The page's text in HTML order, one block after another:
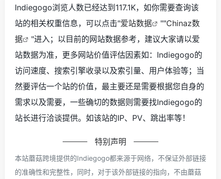
Indiegogo浏览人数已经达到117.1K，如你需要查询该
站的相关权重信息，可以点击"爱站数据 ""Chinaz数
据
"进入；以目前的网站数据参考，建议大家请以爱
站数据为准，更多网站价值评估因素如：Indiegogo的
访问速度、搜索引擎收录以及索引量、用户体验等；当
然要评估一个站的价值，最主要还是需要根据您自身的
需求以及需要，一些确切的数据则需要找Indiegogo的
站长进行洽谈提供。如该站的IP、PV、跳出率等！
特别声明
本站蘑菇跨境提供的Indiegogo都来源于网络，不保证外部链接
的准确性和完整性，同时，对于该外部链接的指向，不由蘑菇